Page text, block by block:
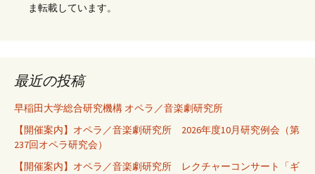
ま転載しています。
最近の投稿
早稲田大学総合研究機構 オペラ／音楽劇研究所
【開催案内】オペラ／音楽劇研究所 2026年度10月研究例会（第
237回オペラ研究会）
【開催案内】オペラ／音楽劇研究所 レクチャーコンサート「ギ